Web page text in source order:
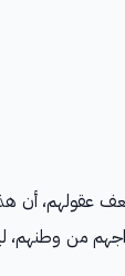
عقولهم، أن
من وطنهم،